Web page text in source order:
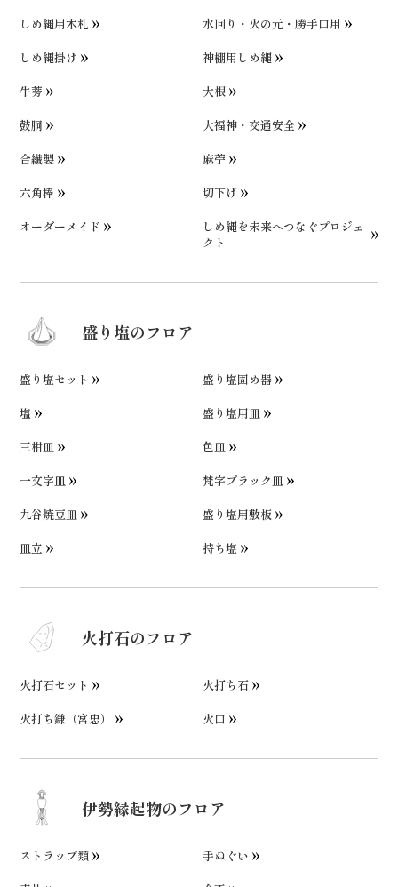
しめ縄用木札
水回り・火の元・勝手口用
しめ縄掛け
神棚用しめ縄
牛蒡
大根
鼓胴
大福神・交通安全
合繊製
麻苧
六角棒
切下げ
オーダーメイド
しめ縄を未来へつなぐプロジェ
クト
盛り塩のフロア
盛り塩セット
盛り塩固め器
塩
盛り塩用皿
三柑皿
色皿
一文字皿
梵字ブラック皿
九谷焼豆皿
盛り塩用敷板
皿立
持ち塩
火打石のフロア
火打石セット
火打ち石
火打ち鎌（宮忠）
火口
伊勢縁起物のフロア
ストラップ類
手ぬぐい